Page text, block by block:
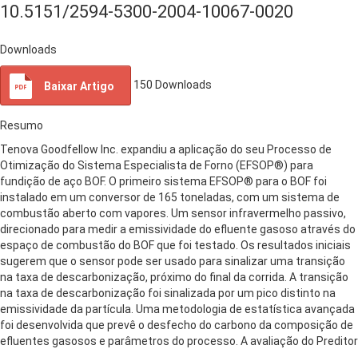
10.5151/2594-5300-2004-10067-0020
Downloads
Baixar Artigo 150 Downloads
Resumo
Tenova Goodfellow Inc. expandiu a aplicação do seu Processo de
Otimização do Sistema Especialista de Forno (EFSOP®) para
fundição de aço BOF. O primeiro sistema EFSOP® para o BOF foi
instalado em um conversor de 165 toneladas, com um sistema de
combustão aberto com vapores. Um sensor infravermelho passivo,
direcionado para medir a emissividade do efluente gasoso através do
espaço de combustão do BOF que foi testado. Os resultados iniciais
sugerem que o sensor pode ser usado para sinalizar uma transição
na taxa de descarbonização, próximo do final da corrida. A transição
na taxa de descarbonização foi sinalizada por um pico distinto na
emissividade da partícula. Uma metodologia de estatística avançada
foi desenvolvida que prevê o desfecho do carbono da composição de
efluentes gasosos e parâmetros do processo. A avaliação do Preditor